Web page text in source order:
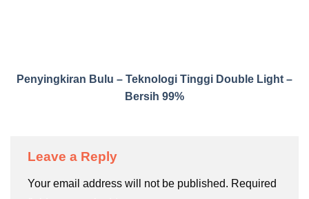
Penyingkiran Bulu – Teknologi Tinggi Double Light –
Bersih 99%
Leave a Reply
Your email address will not be published. Required